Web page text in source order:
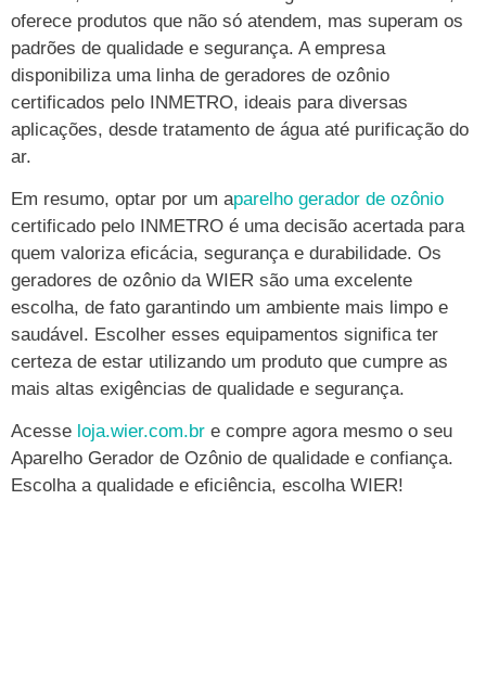
oferece produtos que não só atendem, mas superam os
padrões de qualidade e segurança. A empresa
disponibiliza uma linha de geradores de ozônio
certificados pelo INMETRO, ideais para diversas
aplicações, desde tratamento de água até purificação do
ar.
Em resumo, optar por um aparelho gerador de ozônio
certificado pelo INMETRO é uma decisão acertada para
quem valoriza eficácia, segurança e durabilidade. Os
geradores de ozônio da WIER são uma excelente
escolha, de fato garantindo um ambiente mais limpo e
saudável. Escolher esses equipamentos significa ter
certeza de estar utilizando um produto que cumpre as
mais altas exigências de qualidade e segurança.
Acesse loja.wier.com.br e compre agora mesmo o seu
Aparelho Gerador de Ozônio de qualidade e confiança.
Escolha a qualidade e eficiência, escolha WIER!